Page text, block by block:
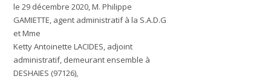
le 29 décembre 2020, M. Philippe
GAMIETTE, agent administratif à la S.A.D.G
et Mme
Ketty Antoinette LACIDES, adjoint
administratif, demeurant ensemble à
DESHAIES (97126),